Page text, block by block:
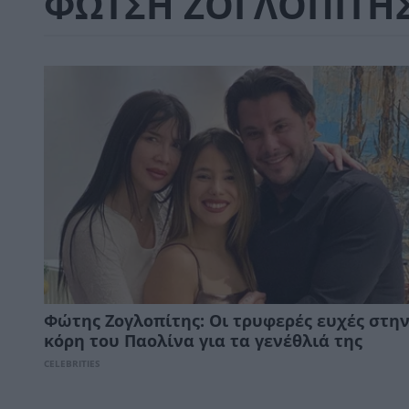
Φώτης Ζογλοπίτης: Οι τρυφερές ευχές στην
κόρη του Παολίνα για τα γενέθλιά της
CELEBRITIES